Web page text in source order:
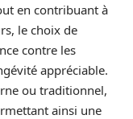
en contribuant à
le choix de
contre les
appréciable.
ou traditionnel,
ainsi une